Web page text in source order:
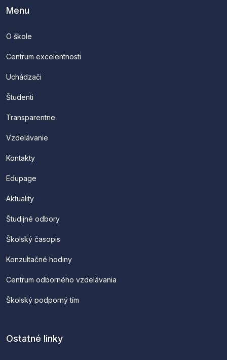
Menu
O škole
Centrum excelentnosti
Uchádzači
Študenti
Transparentne
Vzdelávanie
Kontakty
Edupage
Aktuality
Študijné odbory
Školský časopis
Konzultačné hodiny
Centrum odborného vzdelávania
Školský podporný tím
Ostatné linky